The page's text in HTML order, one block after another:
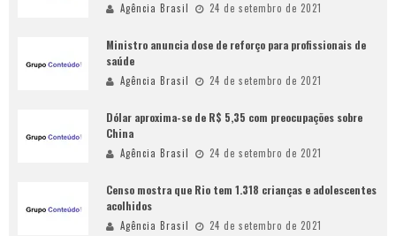
Agência Brasil 24 de setembro de 2021
Ministro anuncia dose de reforço para profissionais de
saúde
Agência Brasil 24 de setembro de 2021
Dólar aproxima-se de R$ 5,35 com preocupações sobre
China
Agência Brasil 24 de setembro de 2021
Censo mostra que Rio tem 1.318 crianças e adolescentes
acolhidos
Agência Brasil 24 de setembro de 2021